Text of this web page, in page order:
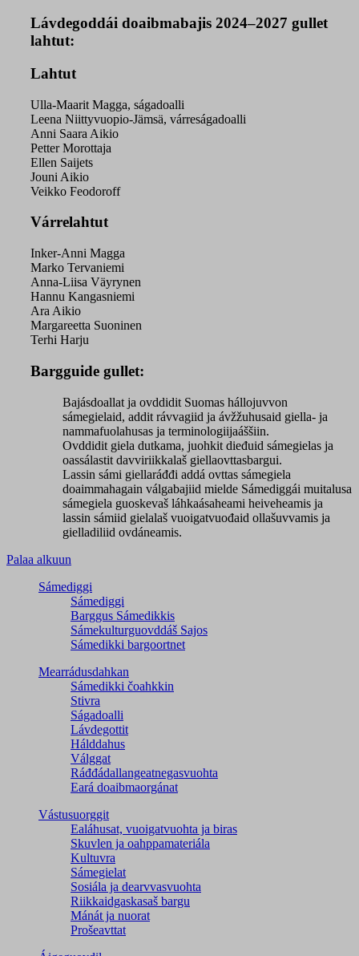
Lávdegoddái doaibmabajis 2024–2027 gullet
lahtut:
Lahtut
Ulla-Maarit Magga, ságadoalli
Leena Niittyvuopio-Jämsä, várreságadoalli
Anni Saara Aikio
Petter Morottaja
Ellen Saijets
Jouni Aikio
Veikko Feodoroff
Várrelahtut
Inker-Anni Magga
Marko Tervaniemi
Anna-Liisa Väyrynen
Hannu Kangasniemi
Ara Aikio
Margareetta Suoninen
Terhi Harju
Bargguide gullet:
Bajásdoallat ja ovddidit Suomas hállojuvvon
sámegielaid, addit rávvagiid ja ávžžuhusaid giella- ja
nammafuolahusas ja terminologiijaáššiin.
Ovddidit giela dutkama, juohkit dieđuid sámegielas ja
oassálastit davviriikkalaš giellaovttasbargui.
Lassin sámi giellaráđđi addá ovttas sámegiela
doaimmahagain válgabajiid mielde Sámediggái muitalusa
sámegiela guoskevaš láhkaásaheami heiveheamis ja
lassin sámiid gielalaš vuoigatvuođaid ollašuvvamis ja
gielladiliid ovdáneamis.
Palaa alkuun
Sámediggi
Sámediggi
Barggus Sámedikkis
Sámekulturguovddáš Sajos
Sámedikki bargoortnet
Mearrádusdahkan
Sámedikki čoahkkin
Stivra
Ságadoalli
Lávdegottit
Hálddahus
Válggat
Ráđđádallangeatnegas­vuohta
Eará doaibmaorgánat
Vástusuorggit
Ealáhusat, vuoigatvuohta ja biras
Skuvlen ja oahppamateriála
Kultuvra
Sámegielat
Sosiála ja dearvvasvuohta
Riikkaidgaskasaš bargu
Mánát ja nuorat
Prošeavttat